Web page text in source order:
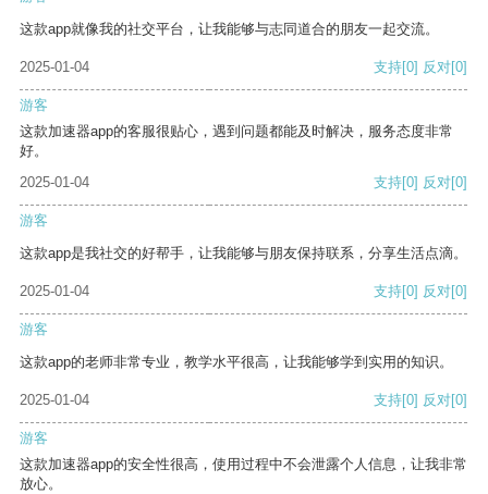
这款app就像我的社交平台，让我能够与志同道合的朋友一起交流。
2025-01-04 支持[0] 反对[0]
游客
这款加速器app的客服很贴心，遇到问题都能及时解决，服务态度非常
好。
2025-01-04
支持[0] 反对[0]
游客
这款app是我社交的好帮手，让我能够与朋友保持联系，分享生活点滴。
2025-01-04 支持[0] 反对[0]
游客
这款app的老师非常专业，教学水平很高，让我能够学到实用的知识。
2025-01-04 支持[0] 反对[0]
游客
这款加速器app的安全性很高，使用过程中不会泄露个人信息，让我非常
放心。